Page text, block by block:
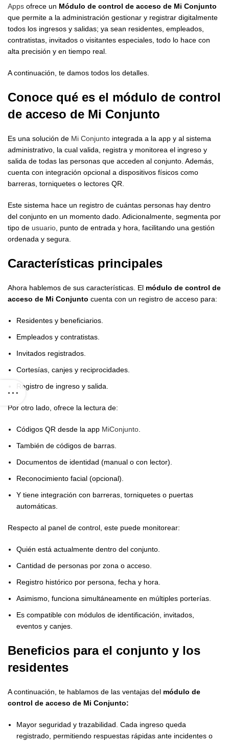
Apps ofrece un Módulo de control de acceso de Mi Conjunto
que permite a la administración gestionar y registrar digitalmente
todos los ingresos y salidas; ya sean residentes, empleados,
contratistas, invitados o visitantes especiales, todo lo hace con
alta precisión y en tiempo real.
A continuación, te damos todos los detalles.
Conoce qué es el módulo de control
de acceso de Mi Conjunto
Es una solución de Mi Conjunto integrada a la app y al sistema
administrativo, la cual valida, registra y monitorea el ingreso y
salida de todas las personas que acceden al conjunto. Además,
cuenta con integración opcional a dispositivos físicos como
barreras, torniquetes o lectores QR.
Este sistema hace un registro de cuántas personas hay dentro
del conjunto en un momento dado. Adicionalmente, segmenta por
tipo de usuario , punto de entrada y hora, facilitando una gestión
ordenada y segura.
Características principales
Ahora hablemos de sus características. El módulo de control de
acceso de Mi Conjunto cuenta con un registro de acceso para:
Residentes y beneficiarios.
Empleados y contratistas.
Invitados registrados.
Cortesías, canjes y reciprocidades.
Registro de ingreso y salida.
Por otro lado, ofrece la lectura de:
Códigos QR desde la app MiConjunto
También de códigos de barras.
Documentos de identidad (manual o con lector).
Reconocimiento facial (opcional).
Y tiene integración con barreras, torniquetes o puertas
automáticas.
Respecto al panel de control, este puede monitorear:
Quién está actualmente dentro del conjunto.
Cantidad de personas por zona o acceso.
Registro histórico por persona, fecha y hora.
Asimismo, funciona simultáneamente en múltiples porterías.
Es compatible con módulos de identificación, invitados,
eventos y canjes.
Beneficios para el conjunto y los
residentes
A continuación, te hablamos de las ventajas del módulo de
control de acceso de Mi Conjunto:
Mayor seguridad y trazabilidad. Cada ingreso queda
registrado, permitiendo respuestas rápidas ante incidentes o